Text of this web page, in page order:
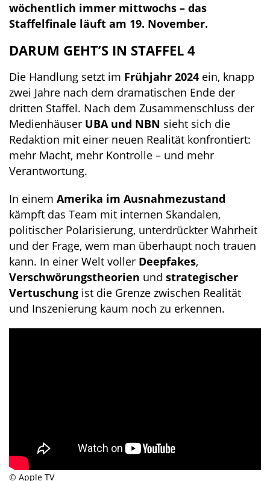
wöchentlich immer mittwochs – das
Staffelfinale läuft am 19. November.
DARUM GEHT’S IN STAFFEL 4
Die Handlung setzt im Frühjahr 2024 ein, knapp
zwei Jahre nach dem dramatischen Ende der
dritten Staffel. Nach dem Zusammenschluss der
Medienhäuser UBA und NBN sieht sich die
Redaktion mit einer neuen Realität konfrontiert:
mehr Macht, mehr Kontrolle – und mehr
Verantwortung.
In einem Amerika im Ausnahmezustand
kämpft das Team mit internen Skandalen,
politischer Polarisierung, unterdrückter Wahrheit
und der Frage, wem man überhaupt noch trauen
kann. In einer Welt voller Deepfakes,
Verschwörungstheorien und strategischer
Vertuschung ist die Grenze zwischen Realität
und Inszenierung kaum noch zu erkennen.
© Apple TV